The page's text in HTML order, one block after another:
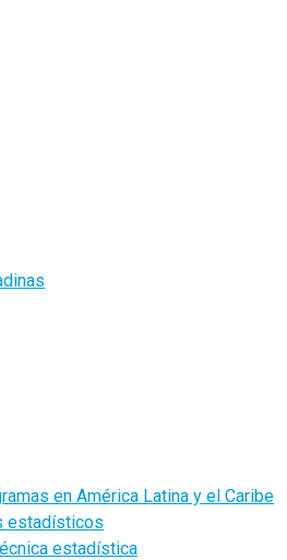
en América Latina y el Caribe
estadísticos
estadística